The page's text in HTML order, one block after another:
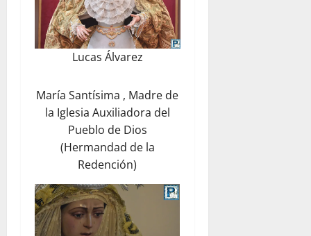
Lucas Álvarez
María Santísima , Madre de
la Iglesia Auxiliadora del
Pueblo de Dios
(Hermandad de la
Redención)